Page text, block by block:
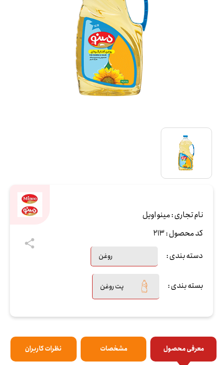
نام تجاری :مینو اویل
کد محصول :213
دسته بندی :
روغن
بسته بندی : پت روغن
معرفی محصول مشخصات نظرات کاربران